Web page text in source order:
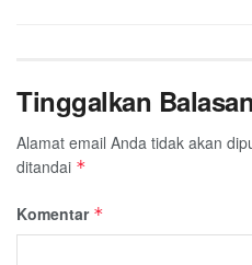
Tinggalkan Balasan
Alamat email Anda tidak akan
ditandai *
Komentar *